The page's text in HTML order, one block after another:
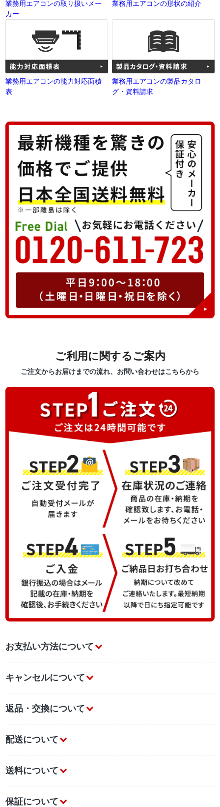
業務用エアコンの取り扱いメー
カー
業務用エアコンの形状の紹介
業務用エアコンの能力対応面積
表
業務用エアコンの製品カタロ
グ・資料請求
ご利用に関するご案内
ご注文からお届けまでの流れ、お問い合わせはこちらから
お支払い方法について
キャンセルについて
返品・交換について
配送について
送料について
保証について